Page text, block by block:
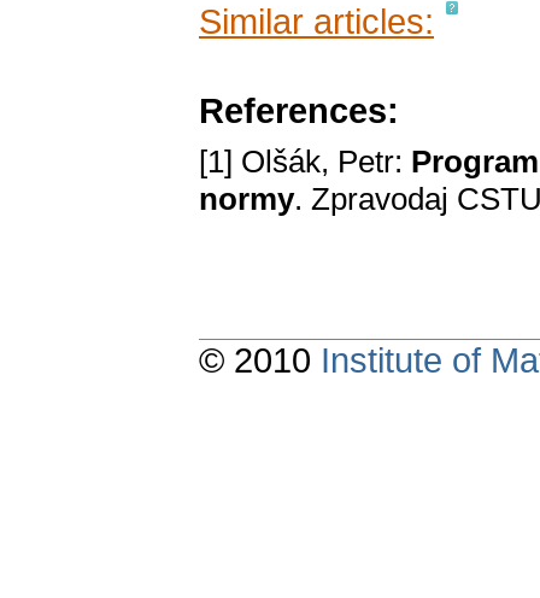
Similar articles:
References:
[1] Olšák, Petr:
normy. Zpravodaj
© 2010 Institute of